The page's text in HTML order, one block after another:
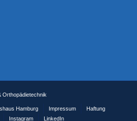
Orthopädietechnik
Hamburg Impressum
Haftung
Instagram LinkedIn